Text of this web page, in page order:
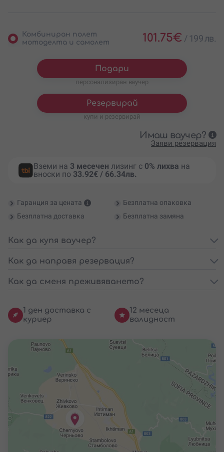
Комбиниран полет
мотоделта и самолет
101.75€ / 199 лв.
Подари
персонализиран ваучер
Резервирай
купи и резервирай
Имаш ваучер?
Заяви резервация
Вземи на 3 месечен лизинг с 0% лихва на
вноски по 33.92€ / 66.34лв.
Гаранция за цената
Безплатна опаковка
Безплатна доставка
Безплатна замяна
Как да купя ваучер?
Как да направя резервация?
Как да сменя преживяването?
1 ден доставка с
куриер
12 месеца
валидност